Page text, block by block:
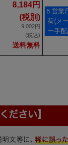
8,184円
(税別)
9,002円
(税込)
送料無料
５営業
荷(メ
ー手